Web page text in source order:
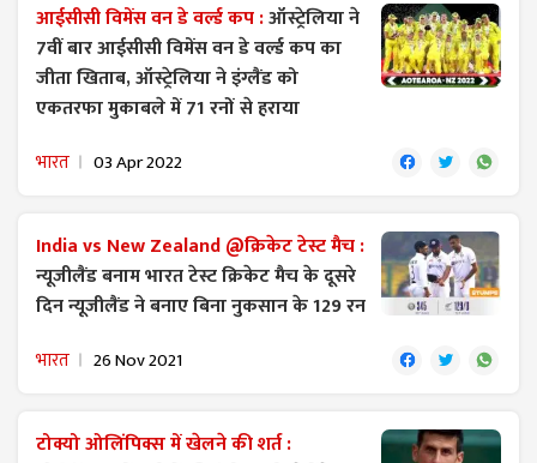
आईसीसी विमेंस वन डे वर्ल्ड कप :ऑस्ट्रेलिया ने
7वीं बार आईसीसी विमेंस वन डे वर्ल्ड कप का
जीता खिताब, ऑस्ट्रेलिया ने इंग्लैंड को
एकतरफा मुकाबले में 71 रनों से हराया
भारत 03 Apr 2022
India vs New Zealand @क्रिकेट टेस्ट मैच :
न्यूजीलैंड बनाम भारत टेस्ट क्रिकेट मैच के दूसरे
दिन न्यूजीलैंड ने बनाए बिना नुकसान के 129 रन
भारत 26 Nov 2021
टोक्यो ओलिंपिक्स में खेलने की शर्त :